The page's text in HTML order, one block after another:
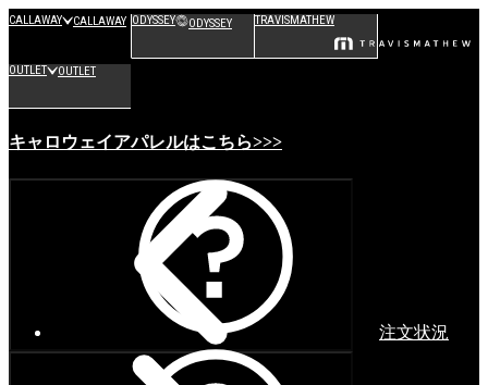
CALLAWAY CALLAWAY ODYSSEY ODYSSEY TRAVISMATHEW
OUTLET OUTLET
キャロウェイアパレルはこちら>>>
注文状況